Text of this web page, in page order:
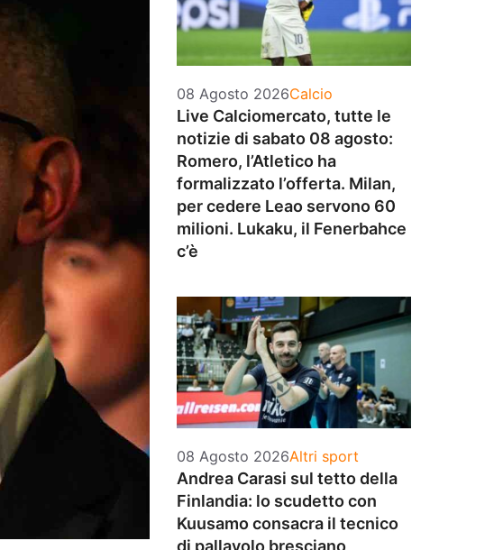
08 Agosto 2026Categorie
Calcio
Live Calciomercato, tutte le
notizie di sabato 08 agosto:
Romero, l’Atletico ha
formalizzato l’offerta. Milan,
per cedere Leao servono 60
milioni. Lukaku, il Fenerbahce
c’è
08 Agosto 2026Categorie
Altri sport
Andrea Carasi sul tetto della
Finlandia: lo scudetto con
Kuusamo consacra il tecnico
di pallavolo bresciano